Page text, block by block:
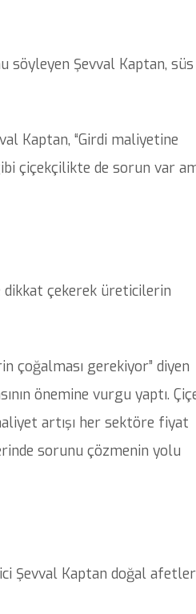
söyleyen Şevval Kaptan, süs
Kaptan, “Girdi maliyetine
çiçekçilikte de sorun var
dikkat çekerek üreticilerin
çoğalması gerekiyor” diyen
önemine vurgu yaptı.
artışı her sektöre fiyat
sorunu çözmenin yolu
Şevval Kaptan doğal